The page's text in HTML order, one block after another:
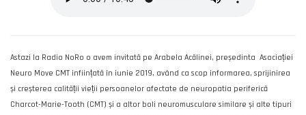
Astazi la Radio NoRo o avem invitată pe Arabela Acălinei, președinta Asociației
Neuro Move CMT inființată în iunie 2019, având ca scop informarea, sprijinirea
și creșterea calității vieții persoanelor afectate de neuropatia periferică
Charcot-Marie-Tooth (CMT) și a altor boli neuromusculare similare și alte tipuri